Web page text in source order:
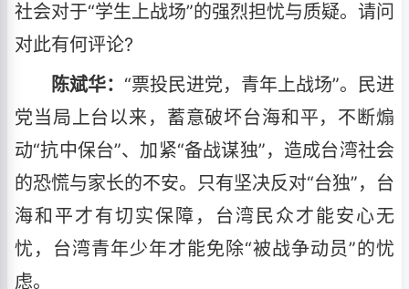
社会对于“学生上战场”的强烈担忧与质疑。请问
对此有何评论?
陈斌华： “票投民进党，青年上战场”。民进
党当局上台以来，蓄意破坏台海和平，不断煽
动“抗中保台”、加紧“备战谋独”，造成台湾社会
的恐慌与家长的不安。只有坚决反对“台独”，台
海和平才有切实保障，台湾民众才能安心无
忧，台湾青年少年才能免除“被战争动员”的忧
虑。